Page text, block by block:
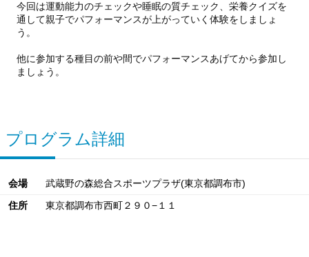
今回は運動能力のチェックや睡眠の質チェック、栄養クイズを
通して親子でパフォーマンスが上がっていく体験をしましょ
う。
他に参加する種目の前や間でパフォーマンスあげてから参加し
ましょう。
プログラム詳細
会場
武蔵野の森総合スポーツプラザ(東京都調布市)
住所
東京都調布市西町２９０−１１